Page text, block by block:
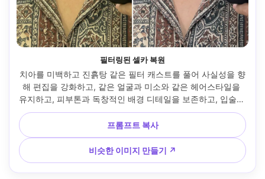
필터링된 셀카 복원
치아를 미백하고 진흙탕 같은 필터 캐스트를 풀어 사실성을 향
해 편집을 강화하고, 같은 얼굴과 미소와 같은 헤어스타일을
유지하고, 피부톤과 독창적인 배경 디테일을 보존하고, 입술과
눈색을 그대로 유지하세요 --ar 4:5
프롬프트 복사
비슷한 이미지 만들기 ↗